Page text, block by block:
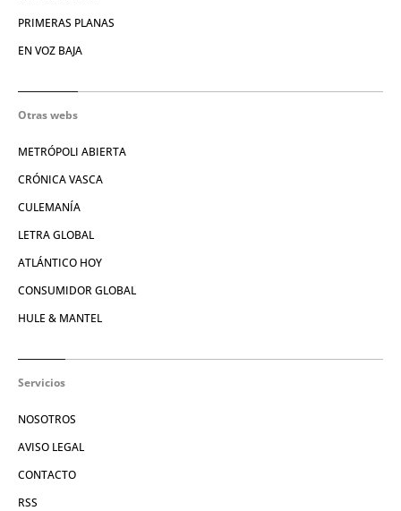
PRIMERAS PLANAS
EN VOZ BAJA
Otras webs
METRÓPOLI ABIERTA
CRÓNICA VASCA
CULEMANÍA
LETRA GLOBAL
ATLÁNTICO HOY
CONSUMIDOR GLOBAL
HULE & MANTEL
Servicios
NOSOTROS
AVISO LEGAL
CONTACTO
RSS